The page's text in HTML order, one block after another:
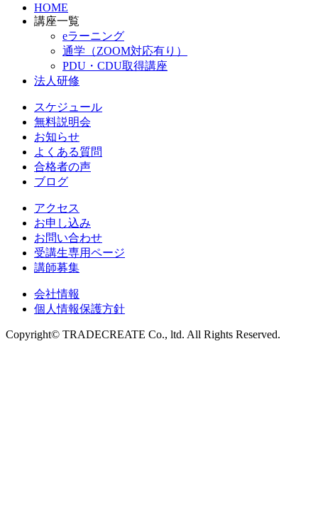
HOME
講座一覧
eラーニング
通学（ZOOM対応有り）
PDU・CDU取得講座
法人研修
スケジュール
無料説明会
お知らせ
よくある質問
合格者の声
ブログ
アクセス
お申し込み
お問い合わせ
受講生専用ページ
講師募集
会社情報
個人情報保護方針
Copyright© TRADECREATE Co., ltd. All Rights Reserved.